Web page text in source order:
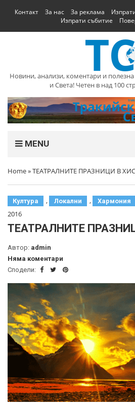
Контакт За нас За реклама
Изпрати събитие
Новини, анализи, коментари и
и Света! Четен в над 100
MENU
Home»ТЕАТРАЛНИТЕ ПРАЗНИЦИ В
Култура , Локални , Хармония
2016
ТЕАТРАЛНИТЕ
Автор: admin
Няма коментари
Сподели: